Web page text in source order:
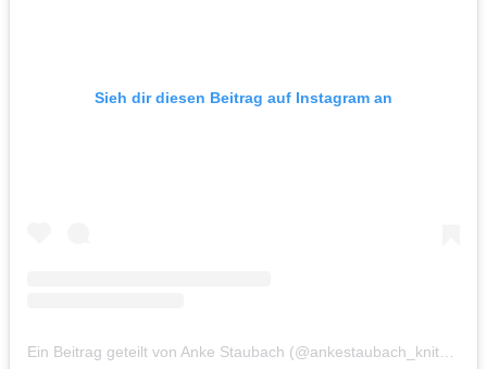
Sieh dir diesen Beitrag auf Instagram an